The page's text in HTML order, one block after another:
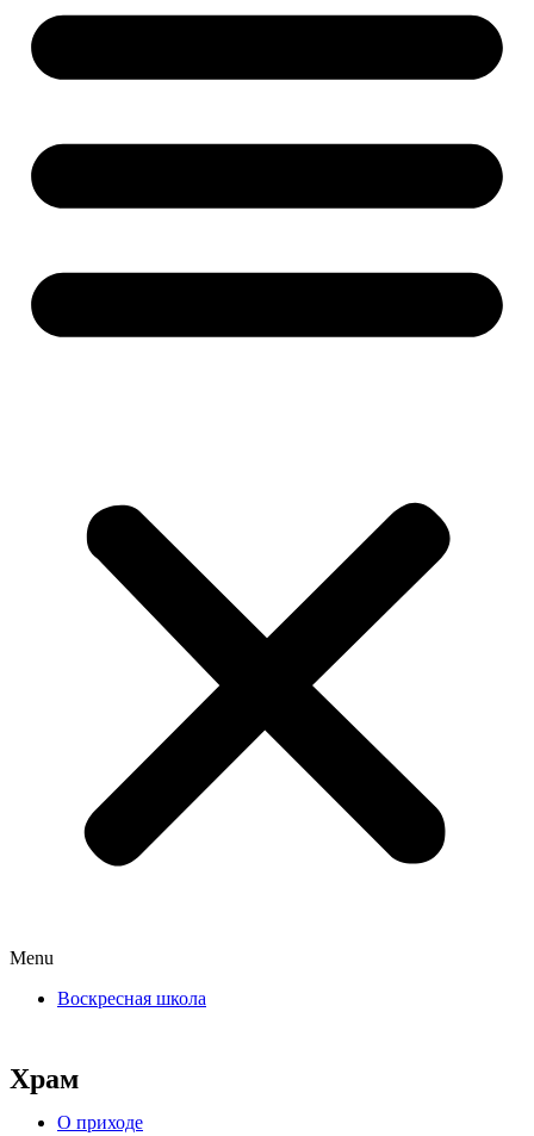
Menu
Воскресная школа
Храм
О приходе